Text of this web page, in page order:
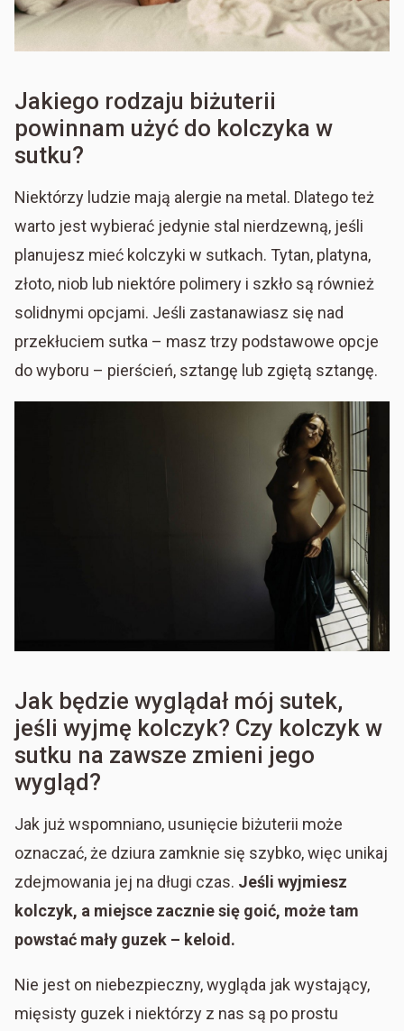
Jakiego rodzaju biżuterii
powinnam użyć do kolczyka w
sutku?
Niektórzy ludzie mają alergie na metal. Dlatego też
warto jest wybierać jedynie stal nierdzewną, jeśli
planujesz mieć kolczyki w sutkach. Tytan, platyna,
złoto, niob lub niektóre polimery i szkło są również
solidnymi opcjami. Jeśli zastanawiasz się nad
przekłuciem sutka – masz trzy podstawowe opcje
do wyboru – pierścień, sztangę lub zgiętą sztangę.
Jak będzie wyglądał mój sutek,
jeśli wyjmę kolczyk? Czy kolczyk w
sutku na zawsze zmieni jego
wygląd?
Jak już wspomniano, usunięcie biżuterii może
oznaczać, że dziura zamknie się szybko, więc unikaj
zdejmowania jej na długi czas. Jeśli wyjmiesz
kolczyk, a miejsce zacznie się goić, może tam
powstać mały guzek – keloid.
Nie jest on niebezpieczny, wygląda jak wystający,
mięsisty guzek i niektórzy z nas są po prostu